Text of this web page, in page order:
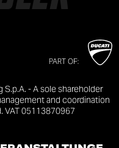
PART OF:
- A sole shareholder
and coordination
VAT 05113870967